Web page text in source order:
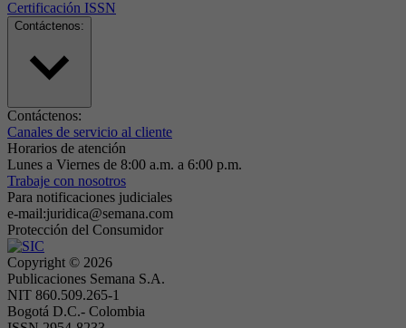
Certificación ISSN
Contáctenos:
Contáctenos:
Canales de servicio al cliente
Horarios de atención
Lunes a Viernes de 8:00 a.m. a 6:00 p.m.
Trabaje con nosotros
Para notificaciones judiciales
e-mail:juridica@semana.com
Protección del Consumidor
Copyright © 2026
Publicaciones Semana S.A.
NIT 860.509.265-1
Bogotá D.C.- Colombia